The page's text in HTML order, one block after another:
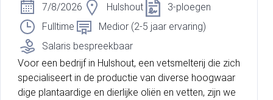
7/8/2026 Hulshout
3-ploegen
Fulltime
Medior (2-5 jaar ervaring)
Salaris bespreekbaar
Voor een bedrijf in Hulshout, een vetsmelterij die zich
specialiseert in de productie van diverse hoogwaar
dige plantaardige en dierlijke oliën en vetten, zijn we